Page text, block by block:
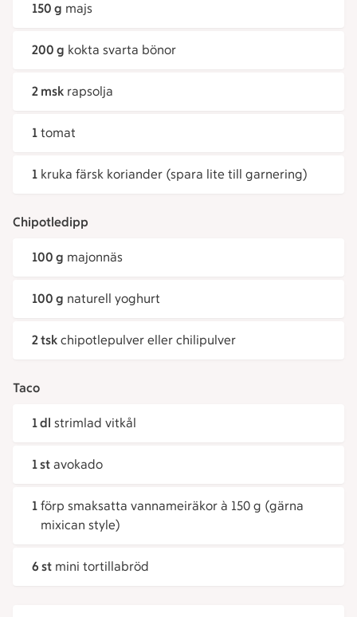
150 g majs
200 g kokta svarta bönor
2 msk rapsolja
1 tomat
1 kruka färsk koriander (spara lite till garnering)
Chipotledipp
100 g majonnäs
100 g naturell yoghurt
2 tsk chipotlepulver eller chilipulver
Taco
1 dl strimlad vitkål
1 st avokado
1 förp smaksatta vannameiräkor à 150 g (gärna
mixican style)
6 st mini tortillabröd